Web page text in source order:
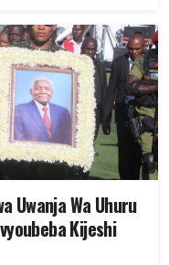
Uwanja Wa Uhuru
Kijeshi